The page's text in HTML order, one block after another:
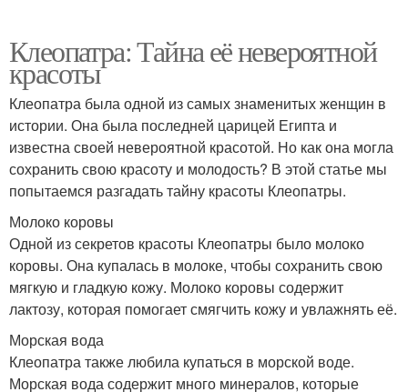
Клеопатра: Тайна её невероятной
красоты
Клеопатра была одной из самых знаменитых женщин в
истории. Она была последней царицей Египта и
известна своей невероятной красотой. Но как она могла
сохранить свою красоту и молодость? В этой статье мы
попытаемся разгадать тайну красоты Клеопатры.
Молоко коровы
Одной из секретов красоты Клеопатры было молоко
коровы. Она купалась в молоке, чтобы сохранить свою
мягкую и гладкую кожу. Молоко коровы содержит
лактозу, которая помогает смягчить кожу и увлажнять её.
Морская вода
Клеопатра также любила купаться в морской воде.
Морская вода содержит много минералов, которые